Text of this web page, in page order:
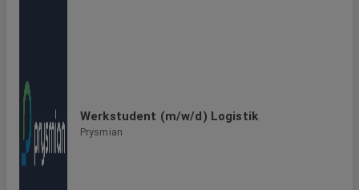
Werkstudent (m/w/d) Logistik
Prysmian